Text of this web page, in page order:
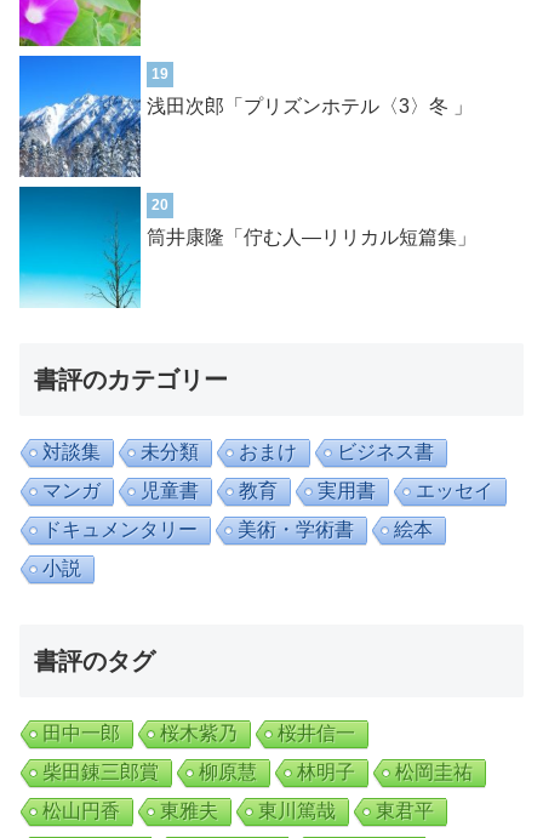
19
浅田次郎「プリズンホテル〈3〉冬 」
20
筒井康隆「佇む人―リリカル短篇集」
書評のカテゴリー
対談集 未分類 おまけ
ビジネス書
マンガ
児童書 教育 実用書
エッセイ
ドキュメンタリー
美術・学術書
絵本
小説
書評のタグ
田中一郎 桜木紫乃
桜井信一
柴田錬三郎賞
柳原慧 林明子
松岡圭祐
松山円香
東雅夫 東川篤哉
東君平